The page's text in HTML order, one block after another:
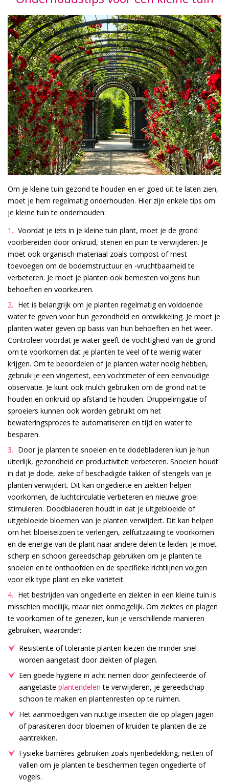
Om je kleine tuin gezond te houden en er goed uit te laten zien,
moet je hem regelmatig onderhouden. Hier zijn enkele tips om
je kleine tuin te onderhouden:
Voordat je iets in je kleine tuin plant, moet je de grond
voorbereiden door onkruid, stenen en puin te verwijderen. Je
moet ook organisch materiaal zoals compost of mest
toevoegen om de bodemstructuur en -vruchtbaarheid te
verbeteren. Je moet je planten ook bemesten volgens hun
behoeften en voorkeuren.
Het is belangrijk om je planten regelmatig en voldoende
water te geven voor hun gezondheid en ontwikkeling. Je moet je
planten water geven op basis van hun behoeften en het weer.
Controleer voordat je water geeft de vochtigheid van de grond
om te voorkomen dat je planten te veel of te weinig water
krijgen. Om te beoordelen of je planten water nodig hebben,
gebruik je een vingertest, een vochtmeter of een eenvoudige
observatie. Je kunt ook mulch gebruiken om de grond nat te
houden en onkruid op afstand te houden. Druppelirrigatie of
sproeiers kunnen ook worden gebruikt om het
bewateringsproces te automatiseren en tijd en water te
besparen.
Door je planten te snoeien en te dodebladeren kun je hun
uiterlijk, gezondheid en productiviteit verbeteren. Snoeien houdt
in dat je dode, zieke of beschadigde takken of stengels van je
planten verwijdert. Dit kan ongedierte en ziekten helpen
voorkomen, de luchtcirculatie verbeteren en nieuwe groei
stimuleren. Doodbladeren houdt in dat je uitgebloeide of
uitgebloeide bloemen van je planten verwijdert. Dit kan helpen
om het bloeiseizoen te verlengen, zelfuitzaaiing te voorkomen
en de energie van de plant naar andere delen te leiden. Je moet
scherp en schoon gereedschap gebruiken om je planten te
snoeien en te onthoofden en de specifieke richtlijnen volgen
voor elk type plant en elke variëteit.
Het bestrijden van ongedierte en ziekten in een kleine tuin is
misschien moeilijk, maar niet onmogelijk. Om ziektes en plagen
te voorkomen of te genezen, kun je verschillende manieren
gebruiken, waaronder:
Resistente of tolerante planten kiezen die minder snel
worden aangetast door ziekten of plagen.
Een goede hygiëne in acht nemen door geïnfecteerde of
aangetaste plantendelen te verwijderen, je gereedschap
schoon te maken en plantenresten op te ruimen.
Het aanmoedigen van nuttige insecten die op plagen jagen
of parasiteren door bloemen of kruiden te planten die ze
aantrekken.
Fysieke barrières gebruiken zoals rijenbedekking, netten of
vallen om je planten te beschermen tegen ongedierte of
vogels.